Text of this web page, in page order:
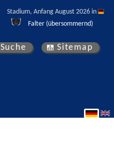
Stadium, Anfang August 2026 in
Falter (übersommernd)
Suche Sitemap